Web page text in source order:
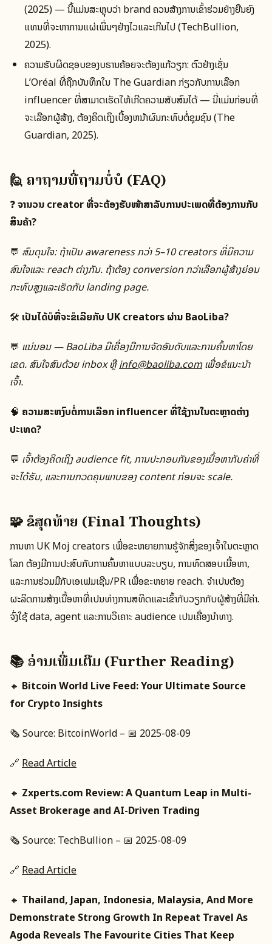
(2025) — ນີ້ແມ່ນສະຫຼຸບວ່າ brand ຄວນສ້າງການເຂົ້າຮ່ວມຢ່າງຍືນຍົງ
ແທນທີ່ຈະຫາການແຜ່ເພິ່ນໆຢ່າງໄວແລະເກີນໄປ (TechBullion,
2025).
ຄວາມຮັບຜິດຊອບຂອງບຣານຄ້ອຍຈະຕ້ອງແກ້ວຽກ: ຕົວຢ່າງເຊັ່ນ
L’Oréal ທີ່ຖືກບັນທຶກໃນ The Guardian ກ່ຽວກັບການເລືອກ
influencer ທີ່ສາມາດເຮັດໃຫ້ເກີດຄວາມສັບສົນໄດ້ — ນີ່ແມ່ນກ່ອນທີ່
ຈະເລືອກຜູ້ສ້າງ, ຕ້ອງຄິດເຖິງເບື້ອງຫນ້າຜົນກະທົບຕໍ່ຊຸມຊົນ (The
Guardian, 2025).
🙋 ຄໍາຖາມທີ່ຖາມບໍ່ບໍ (FAQ)
❓ຈໍານວນ creator ທີ່ຈະຕ້ອງຮັບໜ້າສໍາລັບການປະເພດທີ່ຕ້ອງການກັບ
ສິນຄ້າ?
💬 ສົມດຸນໃຈ: ຖ້າເປັນ awareness ກວ່າ 5–10 creators ທີ່ມີຄວາມ
ສົນໃຈແລະ reach ຕ່າງກັນ. ຖ້າຕ້ອງ conversion ກວ່າເລືອກຜູ້ສ້າງຍ່ອນ
ກະທົບສູງແລະເຮັດກັບ landing page.
🛠️ ເປັນໄດ້ບໍທີ່ຈະຂໍເລີຍກັບ UK creators ຜ່ານ BaoLiba?
💬 ແນ່ນອນ — BaoLiba ມີເຄື່ອງມືການຈັດອັນດັບແລະການຄົ້ນຫາໂດຍ
ເຂດ. ສົນໃຈສົນດ້ວຍ inbox ຫຼືinfo@baoliba.comເພື່ອຂໍແນະນໍາ
ເຈົ້າ.
🧠 ຄວາມສະຫງົບຕໍ່ການເລືອກ influencer ທີ່ໃຊ້ງານໃນຕະຫຼາດຕ່າງ
ປະເທດ?
💬 ເຈົ້າຕ້ອງຄິດເຖິງ audience fit, ການປະກອບກັນຂອງເນື້ອຫາກັບຄ່າທີ່
ຈະໄດ້ຮັບ, ແລະການກວດຄຸນພາບຂອງ content ກ່ອນຈະ scale.
🧩 ຂໍສຸດທ້າຍ (Final Thoughts)
ການຫາ UK Moj creators ເພື່ອຂະຫຍາຍການຮູ້ຈັກສິ່ງຂອງເຈົ້າໃນຕະຫຼາດ
ໂລກ ຕ້ອງມີການປະສົບກັບການຄົ້ນຫາແບບລະບຽບ, ການທົດສອບເນື້ອຫາ,
ແລະການຮ່ວມມືກັບເອເຟມເຊີນ/PR ເພື່ອຂະຫຍາຍ reach. ຈຳເປັນຕ້ອງ
ຜະລິດການສ້າງເນື້ອຫາທີ່ເປັນທ່າງການສທິດແລະເຂົ້າກັບວຽກກັບຜູ້ສ້າງທີ່ມີຄ່າ.
ຈົ່ງໃຊ້ data, agent ແລະການວິເຄາະ audience ເປັນເຄື່ອງນຳທາງ.
📚 ອ່ານເພີ່ມເຕີມ (Further Reading)
🔸 Bitcoin World Live Feed: Your Ultimate Source
for Crypto Insights
🗞️ Source: BitcoinWorld – 📅 2025-08-09
🔗Read Article
🔸 Zxperts.com Review: A Quantum Leap in Multi-
Asset Brokerage and AI-Driven Trading
🗞️ Source: TechBullion – 📅 2025-08-09
🔗Read Article
🔸 Thailand, Japan, Indonesia, Malaysia, And More
Demonstrate Strong Growth In Repeat Travel As
Agoda Reveals The Favourite Cities That Keep